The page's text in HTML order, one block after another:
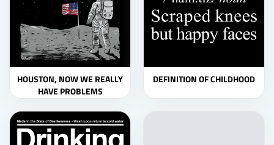
HOUSTON, NOW WE REALLY
HAVE PROBLEMS
DEFINITION OF CHILDHOOD